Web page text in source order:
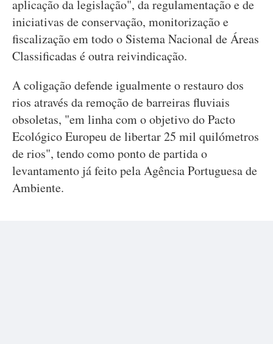
aplicação da legislação", da regulamentação e de
iniciativas de conservação, monitorização e
fiscalização em todo o Sistema Nacional de Áreas
Classificadas é outra reivindicação.
A coligação defende igualmente o restauro dos
rios através da remoção de barreiras fluviais
obsoletas, "em linha com o objetivo do Pacto
Ecológico Europeu de libertar 25 mil quilómetros
de rios", tendo como ponto de partida o
levantamento já feito pela Agência Portuguesa de
Ambiente.